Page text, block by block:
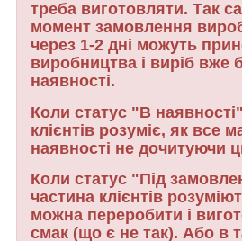
треба виготовляти. Так
момент замовлення
через 1-2 дні можуть
виробництва і виріб вже
наявності.
Коли статус "В
клієнтів розуміє, як все
наявності не дочитуючи
Коли статус "Під
частина клієнтів
можна переробити і
смак (що є не так). Або в